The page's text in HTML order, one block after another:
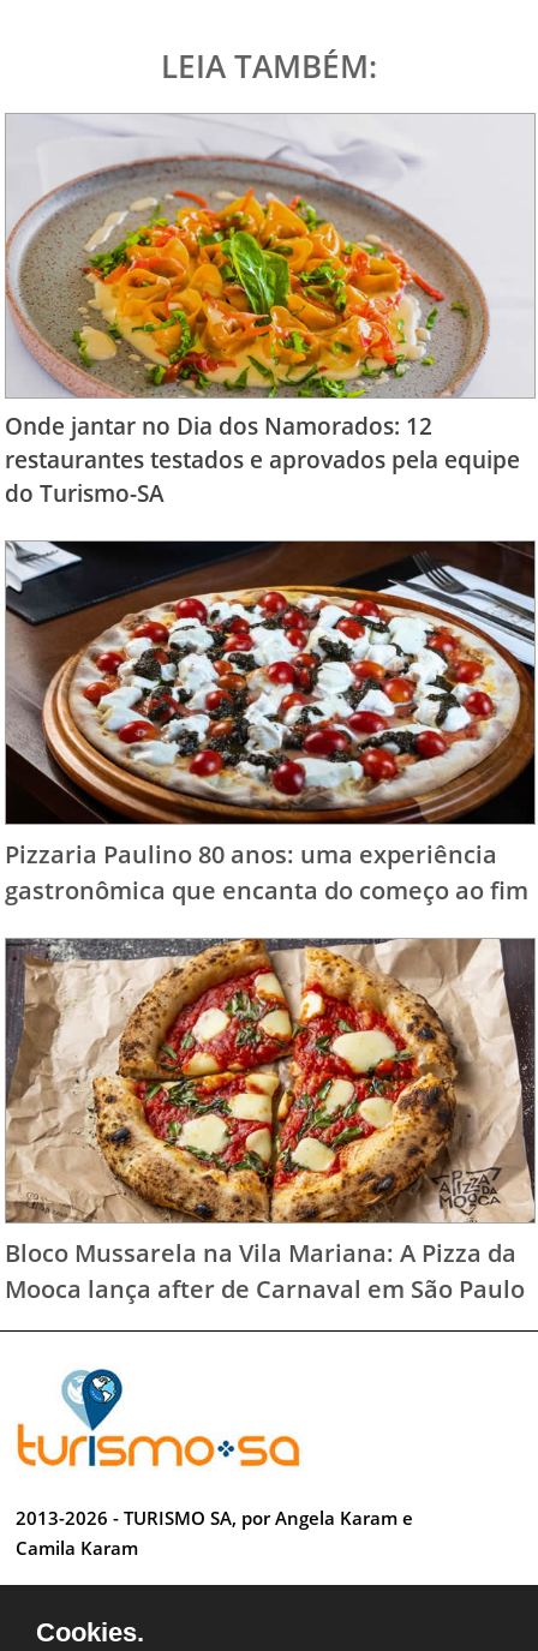
LEIA TAMBÉM:
Onde jantar no Dia dos Namorados: 12
restaurantes testados e aprovados pela equipe
do Turismo-SA
Pizzaria Paulino 80 anos: uma experiência
gastronômica que encanta do começo ao fim
Bloco Mussarela na Vila Mariana: A Pizza da
Mooca lança after de Carnaval em São Paulo
2013-2026 - TURISMO SA, por Angela Karam e
Camila Karam
Desenvolvido por Anderson Luiz
Cookies.